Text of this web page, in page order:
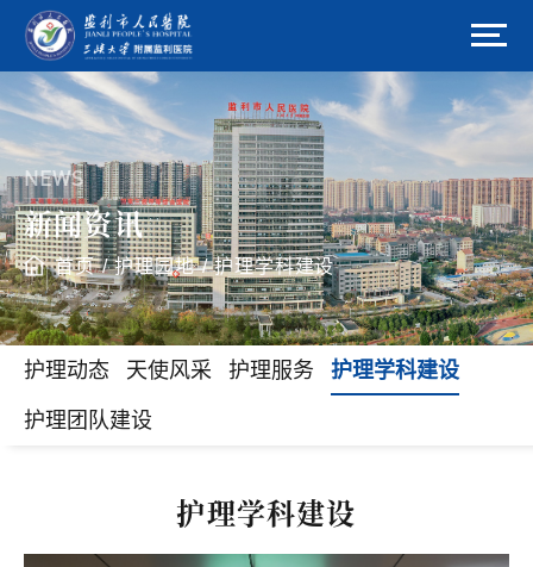
NEWS
新闻资讯
首页 / 护理园地 / 护理学科建设
护理动态 天使风采 护理服务 护理学科建设
护理团队建设
护理学科建设